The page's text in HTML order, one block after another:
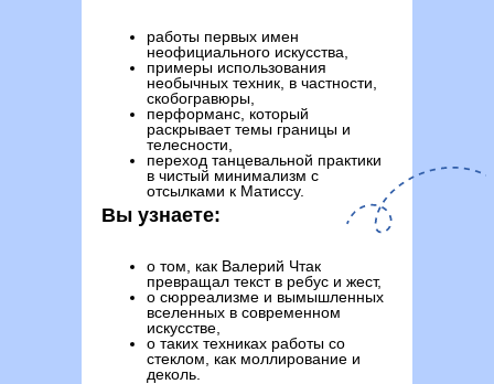
работы первых имен
неофициального искусства,
примеры использования
необычных техник, в частности,
скобогравюры,
перформанс, который
раскрывает темы границы и
телесности,
переход танцевальной практики
в чистый минимализм с
отсылками к Матиссу.
о том, как Валерий Чтак
превращал текст в ребус и жест,
о сюрреализме и вымышленных
вселенных в современном
искусстве,
о таких техниках работы со
стеклом, как моллирование и
деколь.
Вы узнаете: